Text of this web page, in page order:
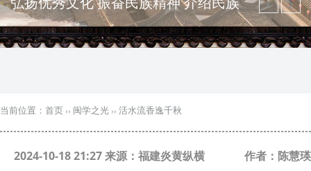
瑰宝 宣传中华精英
突出海西特色 报道台港澳侨 坚持古为
今用 力求雅俗共赏
当前位置： 首页 ›› 闽学之光 ›› 活水流香逸千秋
2024-10-18 21:27 来源：福建炎黄纵横 作者：陈慧瑛